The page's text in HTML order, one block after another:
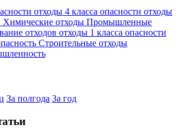
отходы 4 класса опасности отходы
Химические отходы Промышленные
отходов отходы 1 класса опасности
Строительные отходы
За полгода За год